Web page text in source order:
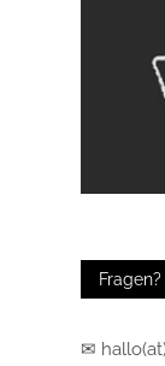
✉